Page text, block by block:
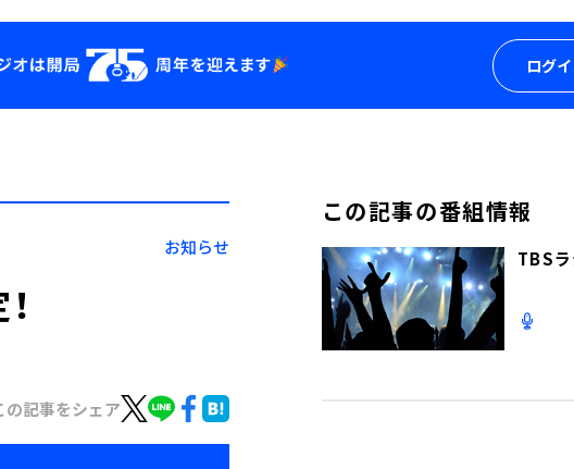
ログ
YouTube
お知らせ
の記事をシェア
この記事の番組情報
TBS